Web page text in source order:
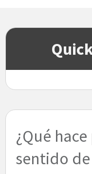
¿Qué
sentido